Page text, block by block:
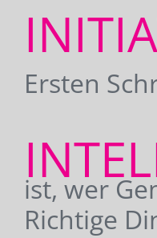
Ersten
ist, wer
Richtige